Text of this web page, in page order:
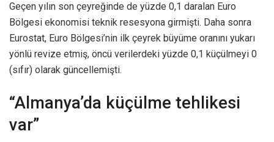
Geçen yılın son çeyreğinde de yüzde 0,1 daralan Euro
Bölgesi ekonomisi teknik resesyona girmişti. Daha sonra
Eurostat, Euro Bölgesi’nin ilk çeyrek büyüme oranını yukarı
yönlü revize etmiş, öncü verilerdeki yüzde 0,1 küçülmeyi 0
(sıfır) olarak güncellemişti.
“Almanya’da küçülme tehlikesi
var”